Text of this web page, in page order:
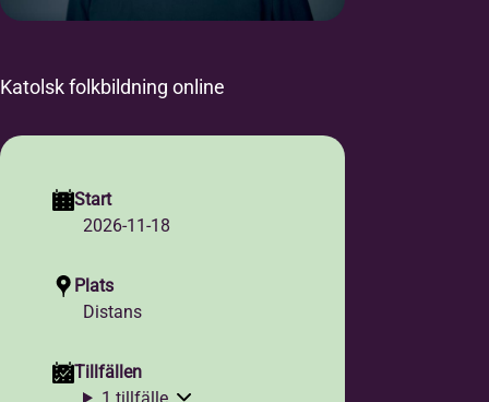
Katolsk folkbildning online
Start
2026-11-18
Plats
Distans
Tillfällen
1 tillfälle